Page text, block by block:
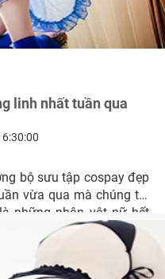
linh nhất tuần qua
bộ sưu tập cospay đẹp
vừa qua mà chúng tôi
những nhân vật nữ hết
ra từ game, anime/